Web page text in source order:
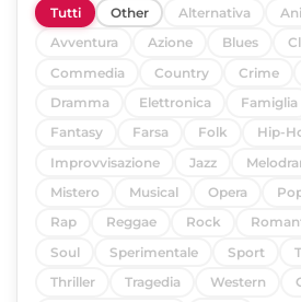
Tutti Other Alternativa
Avventura
Azione Blues
Commedia
Country Crime
Dramma
Elettronica Famiglia
Fantasy
Farsa Folk Hip-
Improvvisazione
Jazz
Mistero
Musical Opera
Rap
Reggae Rock
Soul
Sperimentale Sport
Thriller
Tragedia Western